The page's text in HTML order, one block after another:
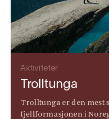
Aktiviteter
Trolltunga
Trolltunga er den mest
fjellformasjonen i